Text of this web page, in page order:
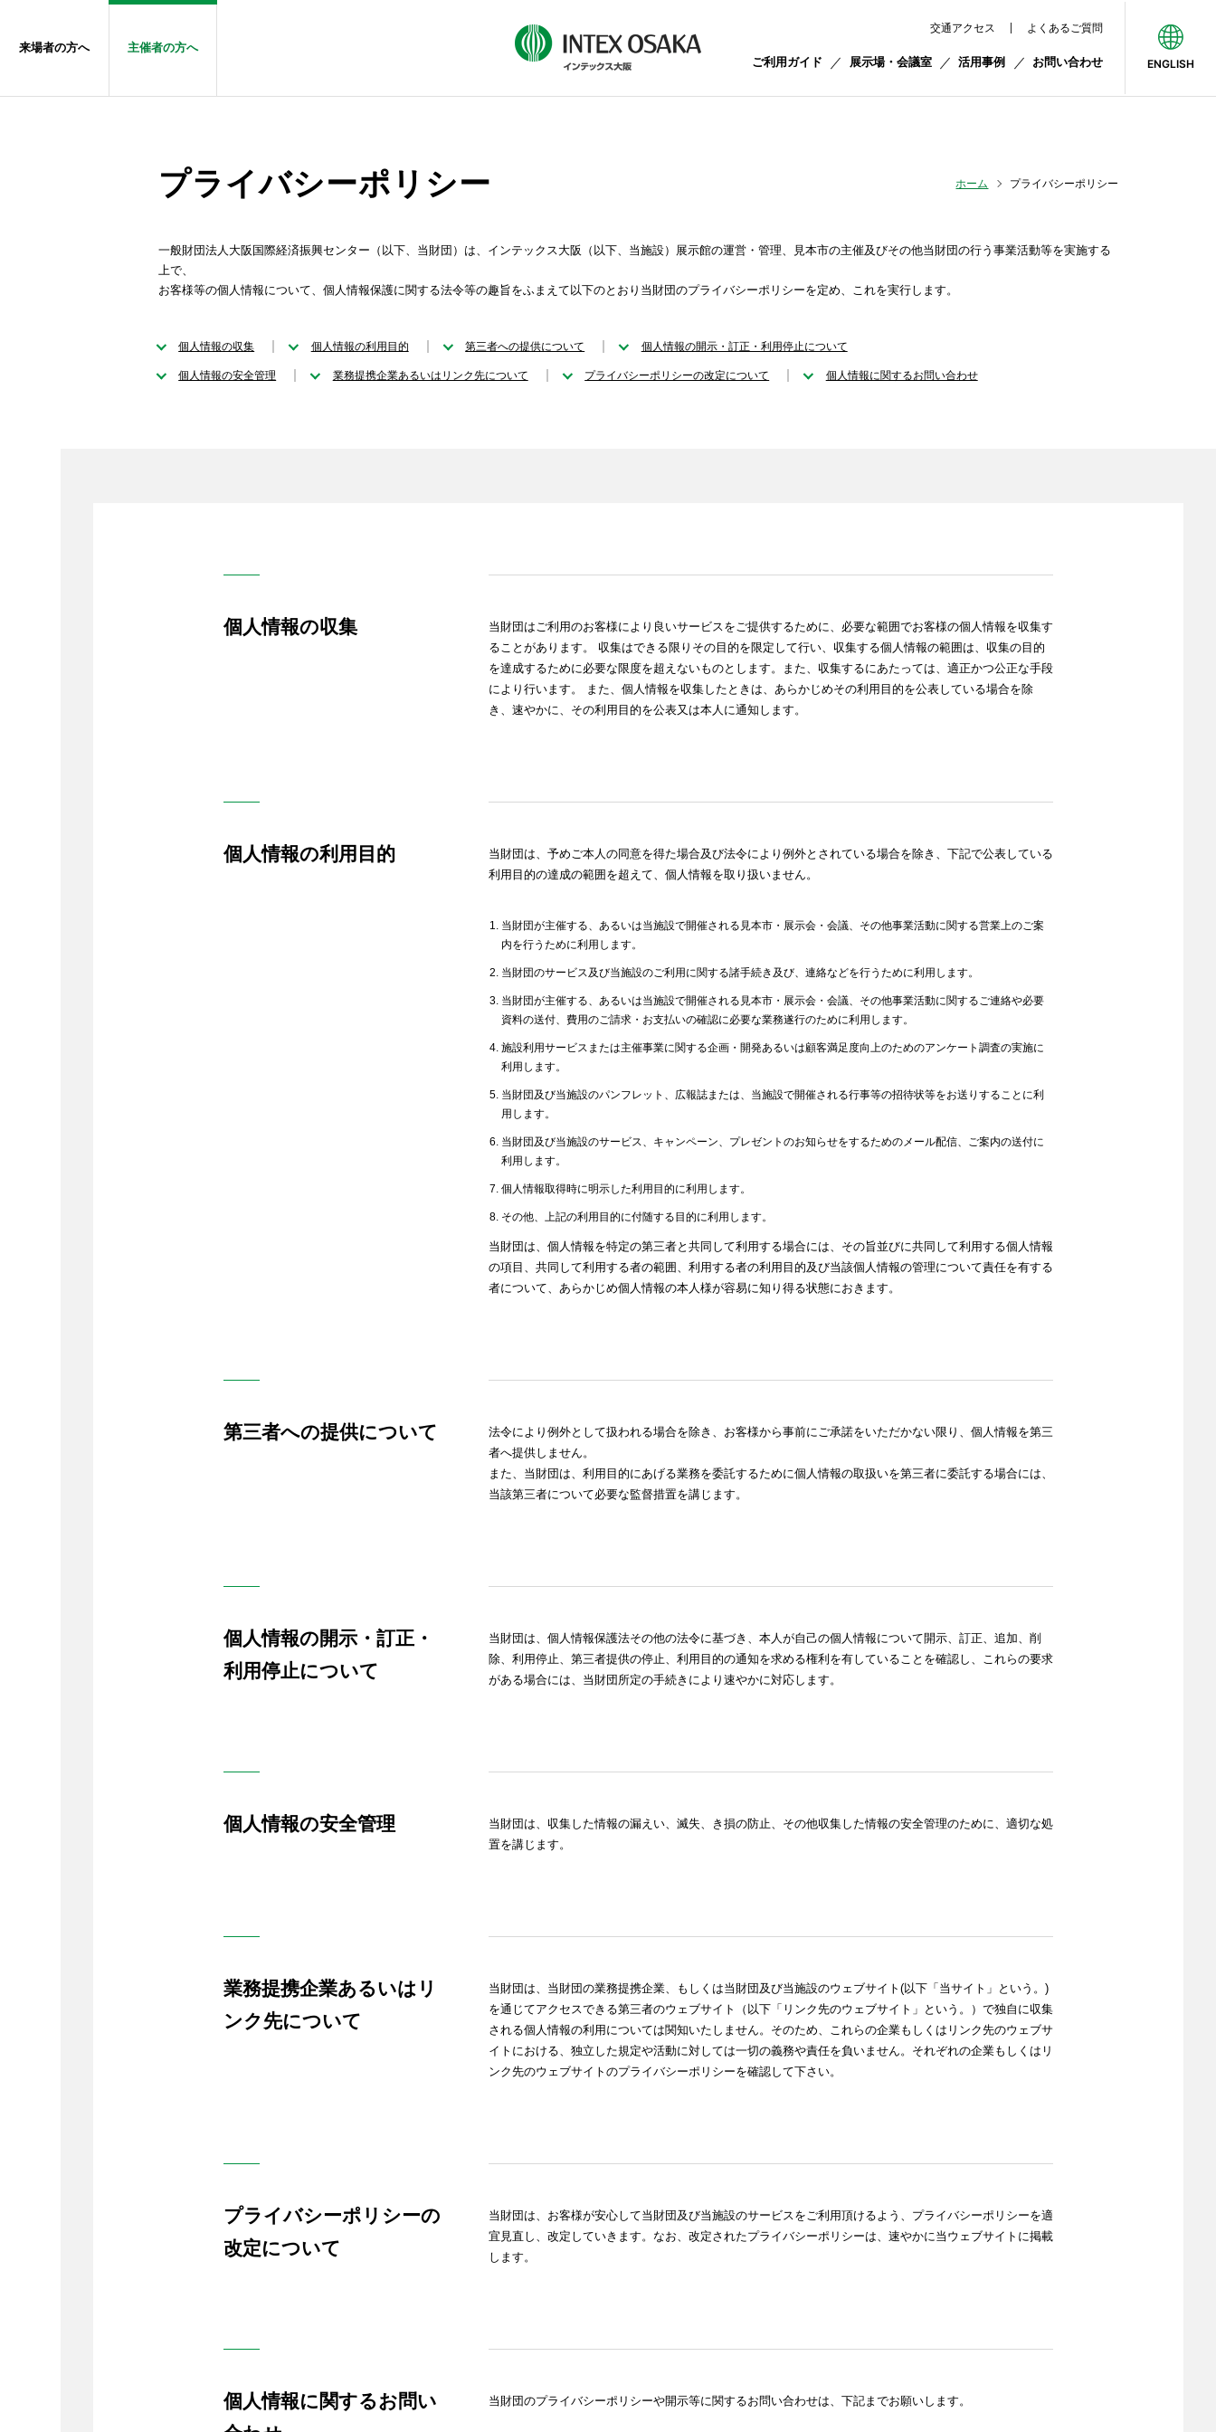
来場者の方へ 主催者の方へ
交通アクセス よくあるご質問
ご利用ガイド 展示場・会議室 活用事例 お問い合わせ ENGLISH
プライバシーポリシー ホーム プライバシーポリシー
一般財団法人大阪国際経済振興センター（以下、当財団）は、インテックス大阪（以下、当施設）展示館の運営・管理、見本市の主催及びその他当財団の行う事業活動等を実施する
上で、
お客様等の個人情報について、個人情報保護に関する法令等の趣旨をふまえて以下のとおり当財団のプライバシーポリシーを定め、これを実行します。
個人情報の収集 個人情報の利用目的 第三者への提供について 個人情報の開示・訂正・利用停止について
個人情報の安全管理 業務提携企業あるいはリンク先について プライバシーポリシーの改定について 個人情報に関するお問い合わせ
個人情報の収集
当財団はご利用のお客様により良いサービスをご提供するために、必要な範囲でお客様の個人情報を収集す
ることがあります。 収集はできる限りその目的を限定して行い、収集する個人情報の範囲は、収集の目的
を達成するために必要な限度を超えないものとします。また、収集するにあたっては、適正かつ公正な手段
により行います。 また、個人情報を収集したときは、あらかじめその利用目的を公表している場合を除
き、速やかに、その利用目的を公表又は本人に通知します。
個人情報の利用目的
当財団は、予めご本人の同意を得た場合及び法令により例外とされている場合を除き、下記で公表している
利用目的の達成の範囲を超えて、個人情報を取り扱いません。
当財団が主催する、あるいは当施設で開催される見本市・展示会・会議、その他事業活動に関する営業上のご案
内を行うために利用します。
当財団のサービス及び当施設のご利用に関する諸手続き及び、連絡などを行うために利用します。
当財団が主催する、あるいは当施設で開催される見本市・展示会・会議、その他事業活動に関するご連絡や必要
資料の送付、費用のご請求・お支払いの確認に必要な業務遂行のために利用します。
施設利用サービスまたは主催事業に関する企画・開発あるいは顧客満足度向上のためのアンケート調査の実施に
利用します。
当財団及び当施設のパンフレット、広報誌または、当施設で開催される行事等の招待状等をお送りすることに利
用します。
当財団及び当施設のサービス、キャンペーン、プレゼントのお知らせをするためのメール配信、ご案内の送付に
利用します。
個人情報取得時に明示した利用目的に利用します。
その他、上記の利用目的に付随する目的に利用します。
当財団は、個人情報を特定の第三者と共同して利用する場合には、その旨並びに共同して利用する個人情報
の項目、共同して利用する者の範囲、利用する者の利用目的及び当該個人情報の管理について責任を有する
者について、あらかじめ個人情報の本人様が容易に知り得る状態におきます。
第三者への提供について
法令により例外として扱われる場合を除き、お客様から事前にご承諾をいただかない限り、個人情報を第三
者へ提供しません。
また、当財団は、利用目的にあげる業務を委託するために個人情報の取扱いを第三者に委託する場合には、
当該第三者について必要な監督措置を講じます。
個人情報の開示・訂正・
利用停止について
当財団は、個人情報保護法その他の法令に基づき、本人が自己の個人情報について開示、訂正、追加、削
除、利用停止、第三者提供の停止、利用目的の通知を求める権利を有していることを確認し、これらの要求
がある場合には、当財団所定の手続きにより速やかに対応します。
個人情報の安全管理
当財団は、収集した情報の漏えい、滅失、き損の防止、その他収集した情報の安全管理のために、適切な処
置を講じます。
業務提携企業あるいはリ
ンク先について
当財団は、当財団の業務提携企業、もしくは当財団及び当施設のウェブサイト(以下「当サイト」という。)
を通じてアクセスできる第三者のウェブサイト（以下「リンク先のウェブサイト」という。）で独自に収集
される個人情報の利用については関知いたしません。そのため、これらの企業もしくはリンク先のウェブサ
イトにおける、独立した規定や活動に対しては一切の義務や責任を負いません。それぞれの企業もしくはリ
ンク先のウェブサイトのプライバシーポリシーを確認して下さい。
プライバシーポリシーの
改定について
当財団は、お客様が安心して当財団及び当施設のサービスをご利用頂けるよう、プライバシーポリシーを適
宜見直し、改定していきます。なお、改定されたプライバシーポリシーは、速やかに当ウェブサイトに掲載
します。
個人情報に関するお問い
当財団のプライバシーポリシーや開示等に関するお問い合わせは、下記までお願いします。